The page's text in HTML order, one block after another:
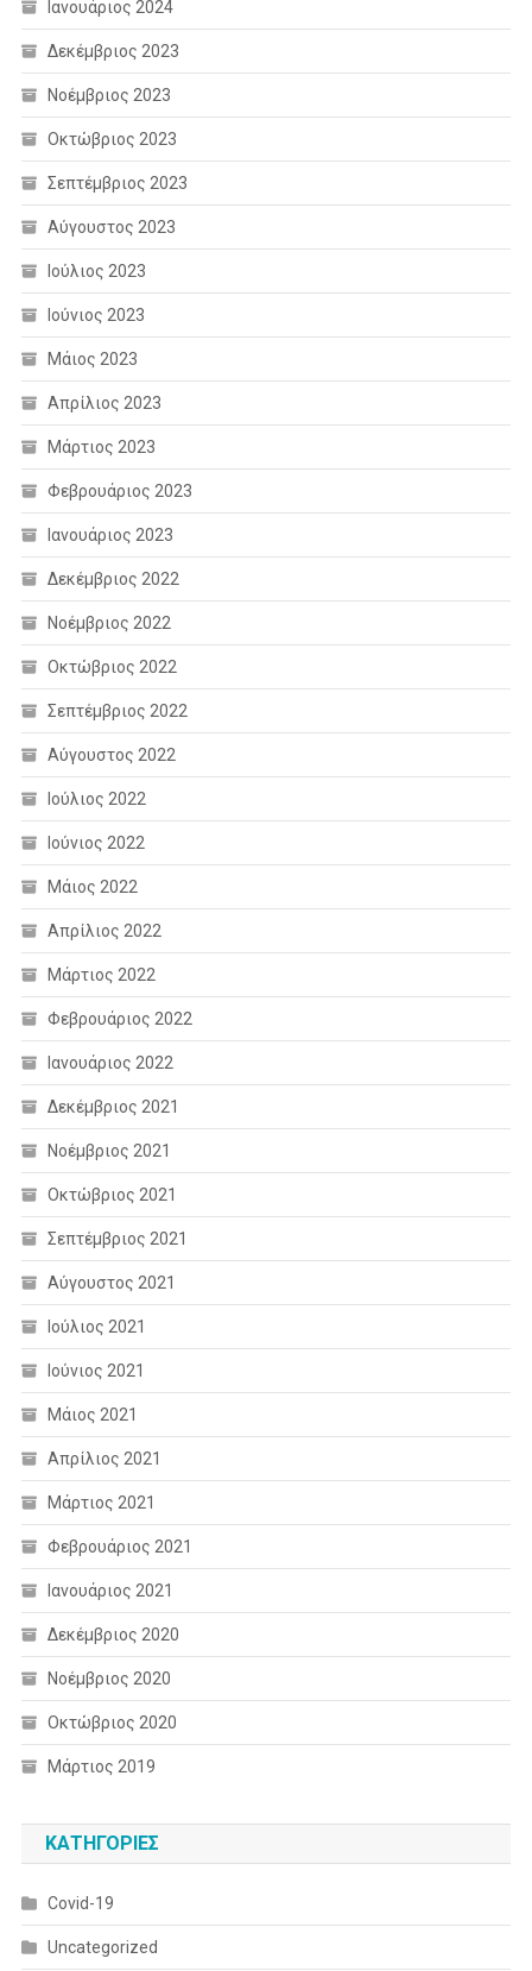
Ιανουάριος 2024
Δεκέμβριος 2023
Νοέμβριος 2023
Οκτώβριος 2023
Σεπτέμβριος 2023
Αύγουστος 2023
Ιούλιος 2023
Ιούνιος 2023
Μάιος 2023
Απρίλιος 2023
Μάρτιος 2023
Φεβρουάριος 2023
Ιανουάριος 2023
Δεκέμβριος 2022
Νοέμβριος 2022
Οκτώβριος 2022
Σεπτέμβριος 2022
Αύγουστος 2022
Ιούλιος 2022
Ιούνιος 2022
Μάιος 2022
Απρίλιος 2022
Μάρτιος 2022
Φεβρουάριος 2022
Ιανουάριος 2022
Δεκέμβριος 2021
Νοέμβριος 2021
Οκτώβριος 2021
Σεπτέμβριος 2021
Αύγουστος 2021
Ιούλιος 2021
Ιούνιος 2021
Μάιος 2021
Απρίλιος 2021
Μάρτιος 2021
Φεβρουάριος 2021
Ιανουάριος 2021
Δεκέμβριος 2020
Νοέμβριος 2020
Οκτώβριος 2020
Μάρτιος 2019
KΑΤΗΓΟΡΊΕΣ
Covid-19
Uncategorized